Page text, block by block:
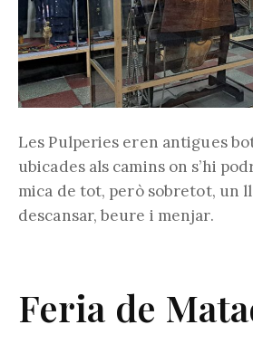
Les Pulperies eren antigues
ubicades als camins on s’hi
mica de tot, però sobretot, un
descansar, beure i menjar.
Feria de